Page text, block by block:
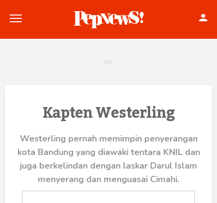
Hankam
Internasional
Kapten Westerling
Westerling pernah memimpin penyerangan
kota Bandung yang diawaki tentara KNIL dan
juga berkelindan dengan laskar Darul Islam
menyerang dan menguasai Cimahi.